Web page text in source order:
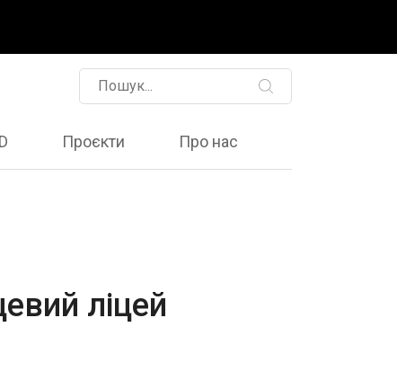
Проєкти Про нас
ліцей